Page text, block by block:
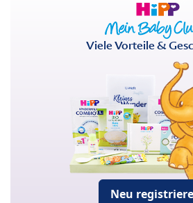
Viele Vorteile &
Neu